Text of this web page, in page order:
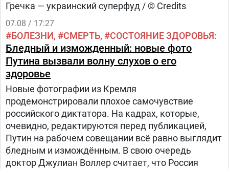
Гречка — украинский суперфуд / © Credits
07.08 / 17:27
БОЛЕЗНИ СМЕРТЬ СОСТОЯНИЕ ЗДОРОВЬЯ
Бледный и изможденный: новые фото
Путина вызвали волну слухов о его
здоровье
Новые фотографии из Кремля
продемонстрировали плохое самочувствие
российского диктатора. На кадрах, которые,
очевидно, редактируются перед публикацией,
Путин на рабочем совещании всё равно выглядит
бледным и измождённым. В свою очередь
доктор Джулиан Воллер считает, что Россия